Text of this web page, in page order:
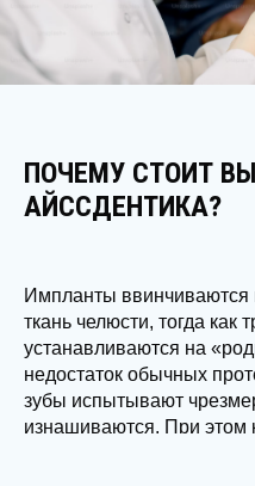
ПОЧЕМУ СТОИТ
АЙССДЕНТИКА?
Импланты ввинчиваются
ткань челюсти, тогда как
устанавливаются на
недостаток обычных
зубы испытывают
изнашиваются. При этом